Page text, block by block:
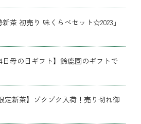
茶 初売り 味くらべセット☆2023」
母の日ギフト】鈴鹿園のギフトで
定新茶】ゾクゾク入荷！売り切れ御